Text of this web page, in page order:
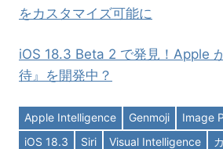
をカスタマイズ可能に
iOS 18.3 Beta 2 で発見！Apple
待』を開発中？
Apple Intelligence Genmoji
Image
iOS 18.3
Siri Visual Intelligence